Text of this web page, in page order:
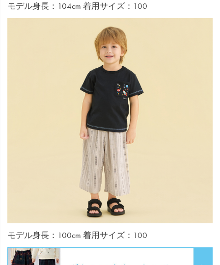
モデル身長：104cm 着用サイズ：100
モデル身長：100cm 着用サイズ：100